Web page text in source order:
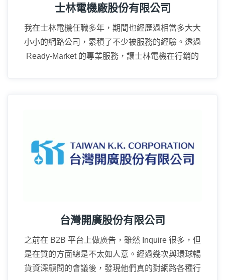
士林電機廠股份有限公司
我在士林電機任職多年，期間也經歷過相當多大大
小小的網路公司，累積了不少被服務的經驗。透過
Ready-Market 的專業服務，讓士林電機在行銷的
台灣開廣股份有限公司
之前在 B2B 平台上做廣告，雖然 Inquire 很多，但
是在質的方面總是不太如人意。經過幾次與環球暢
貨資深顧問的會議後，發現他們真的對網路各種行